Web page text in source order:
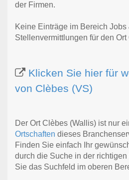
der Firmen.
Keine Einträge im Bereich Jobs
Stellenvermittlungen für den
Klicken Sie hier für
von Clèbes (VS)
Der Ort Clèbes (Wallis) ist nur
Ortschaften dieses
Finden Sie einfach Ihr
durch die Suche in der richtigen
Sie das Suchfeld im oberen